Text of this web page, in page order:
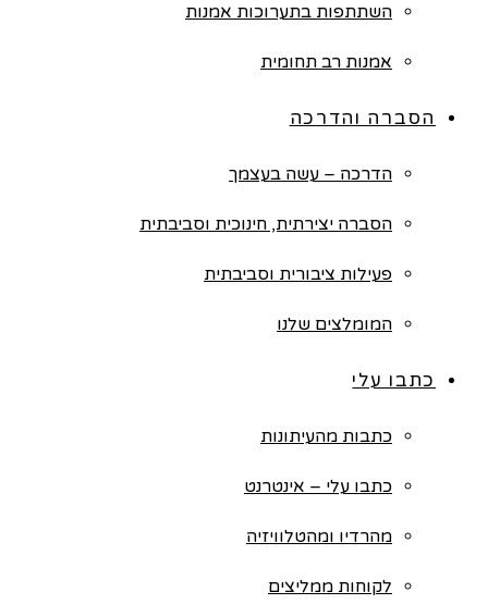
השתתפות בתערוכות אמנות
אמנות רב תחומית
הסברה והדרכה
הדרכה – עשה בעצמך
הסברה יצירתית, חינוכית וסביבתית
פעילות ציבורית וסביבתית
המומלצים שלנו
כתבו עלי
כתבות מהעיתונות
כתבו עלי – אינטרנט
מהרדיו ומהטלוויזיה
לקוחות ממליצים